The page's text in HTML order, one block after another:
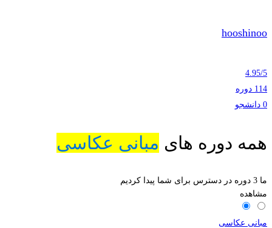
hooshinoo
4.95/5
114 دوره
0 دانشجو
همه دوره های مبانی عکاسی
ما 3 دوره در دسترس برای شما پیدا کردیم
مشاهده
مبانی عکاسی